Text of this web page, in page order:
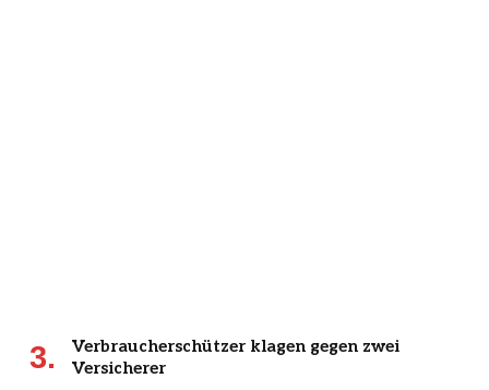
Verbraucherschützer klagen gegen zwei
Versicherer